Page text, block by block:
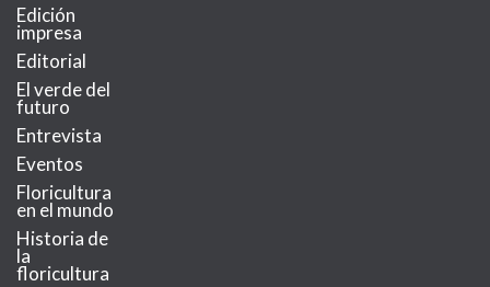
Edición
impresa
Editorial
El verde del
futuro
Entrevista
Eventos
Floricultura
en el mundo
Historia de
la
floricultura